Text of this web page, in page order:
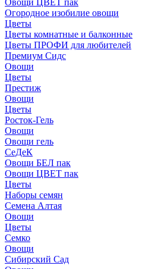
Овощи ЦВЕТ пак
Огородное изобилие овощи
Цветы
Цветы комнатные и балконные
Цветы ПРОФИ для любителей
Премиум Сидс
Овощи
Цветы
Престиж
Овощи
Цветы
Росток-Гель
Овощи
Овощи гель
СеДеК
Овощи БЕЛ пак
Овощи ЦВЕТ пак
Цветы
Наборы семян
Семена Алтая
Овощи
Цветы
Семко
Овощи
Сибирский Сад